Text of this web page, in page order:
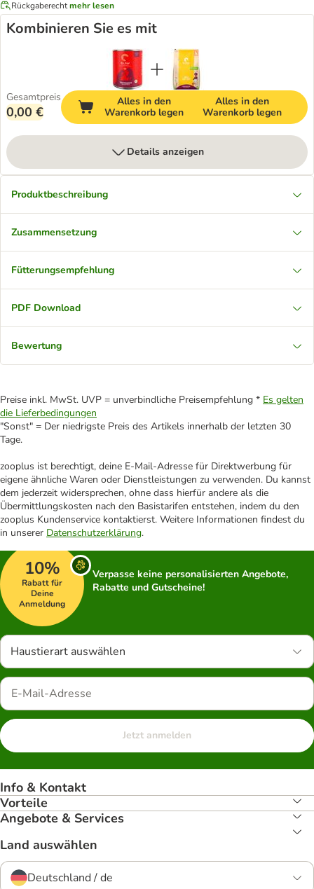
Rückgaberechtmehr lesen
Kombinieren Sie es mit
Gesamtpreis
0,00 €
Alles in den
Warenkorb legen
Alles in den
Warenkorb legen
Details anzeigen
Produktbeschreibung
Zusammensetzung
Fütterungsempfehlung
PDF Download
Bewertung
Preise inkl. MwSt. UVP = unverbindliche Preisempfehlung * Es gelten
die Lieferbedingungen
"Sonst" = Der niedrigste Preis des Artikels innerhalb der letzten 30
Tage.
zooplus ist berechtigt, deine E-Mail-Adresse für Direktwerbung für
eigene ähnliche Waren oder Dienstleistungen zu verwenden. Du kannst
dem jederzeit widersprechen, ohne dass hierfür andere als die
Übermittlungskosten nach den Basistarifen entstehen, indem du den
zooplus Kundenservice kontaktierst. Weitere Informationen findest du
in unserer Datenschutzerklärung.
10%
Rabatt für
Deine
Anmeldung
Verpasse keine personalisierten Angebote,
Rabatte und Gutscheine!
Haustierart auswählen
Jetzt anmelden
Info & Kontakt
Vorteile
Angebote & Services
Land auswählen
Deutschland / de